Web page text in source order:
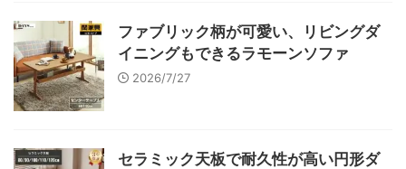
ファブリック柄が可愛い、リビングダ
イニングもできるラモーンソファ
2026/7/27
セラミック天板で耐久性が高い円形ダ